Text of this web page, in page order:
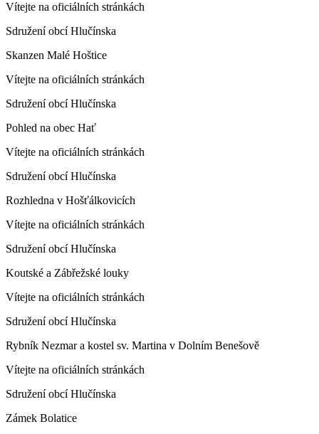
Vítejte na oficiálních stránkách
Sdružení obcí Hlučínska
Skanzen Malé Hoštice
Vítejte na oficiálních stránkách
Sdružení obcí Hlučínska
Pohled na obec Hať
Vítejte na oficiálních stránkách
Sdružení obcí Hlučínska
Rozhledna v Hošťálkovicích
Vítejte na oficiálních stránkách
Sdružení obcí Hlučínska
Koutské a Zábřežské louky
Vítejte na oficiálních stránkách
Sdružení obcí Hlučínska
Rybník Nezmar a kostel sv. Martina v Dolním Benešově
Vítejte na oficiálních stránkách
Sdružení obcí Hlučínska
Zámek Bolatice